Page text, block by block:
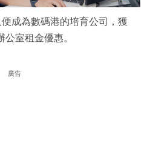
成為數碼港的培育公司，獲
室租金優惠。
廣告